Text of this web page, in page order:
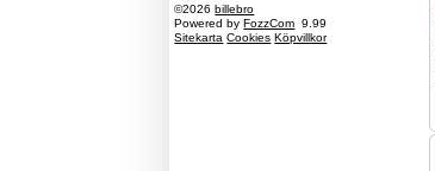
©2026billebro
Powered byFozzCom 9.99
Sitekarta Cookies Köpvillkor